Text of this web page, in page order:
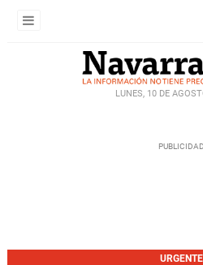
LUNES, 10 DE
URGENTE